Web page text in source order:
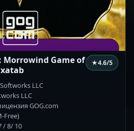
Morrowind Game of
★4.6/5
LLC
LLC
GOG.com
Free)
/ 8/ 10